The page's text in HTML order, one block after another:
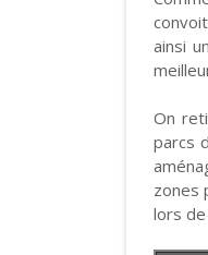
ainsi
On
parcs
zones
lors